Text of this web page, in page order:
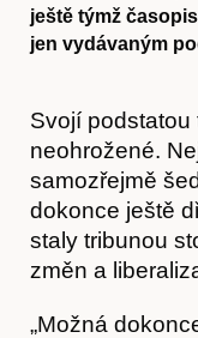
ještě týmž
jen vydávaným
Svojí
neohrožené.
samozřejmě
dokonce ještě
staly tribunou
změn a
„Možná